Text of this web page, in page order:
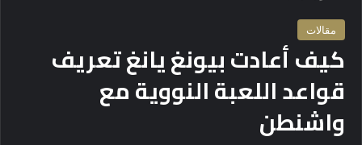
مقالات
كيف أعادت بيونغ يانغ تعريف
قواعد اللعبة النووية مع
واشنطن